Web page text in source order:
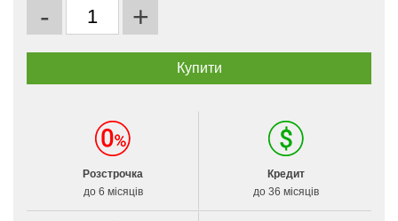
- +
Розстрочка
до 6 місяців
Кредит
до 36 місяців